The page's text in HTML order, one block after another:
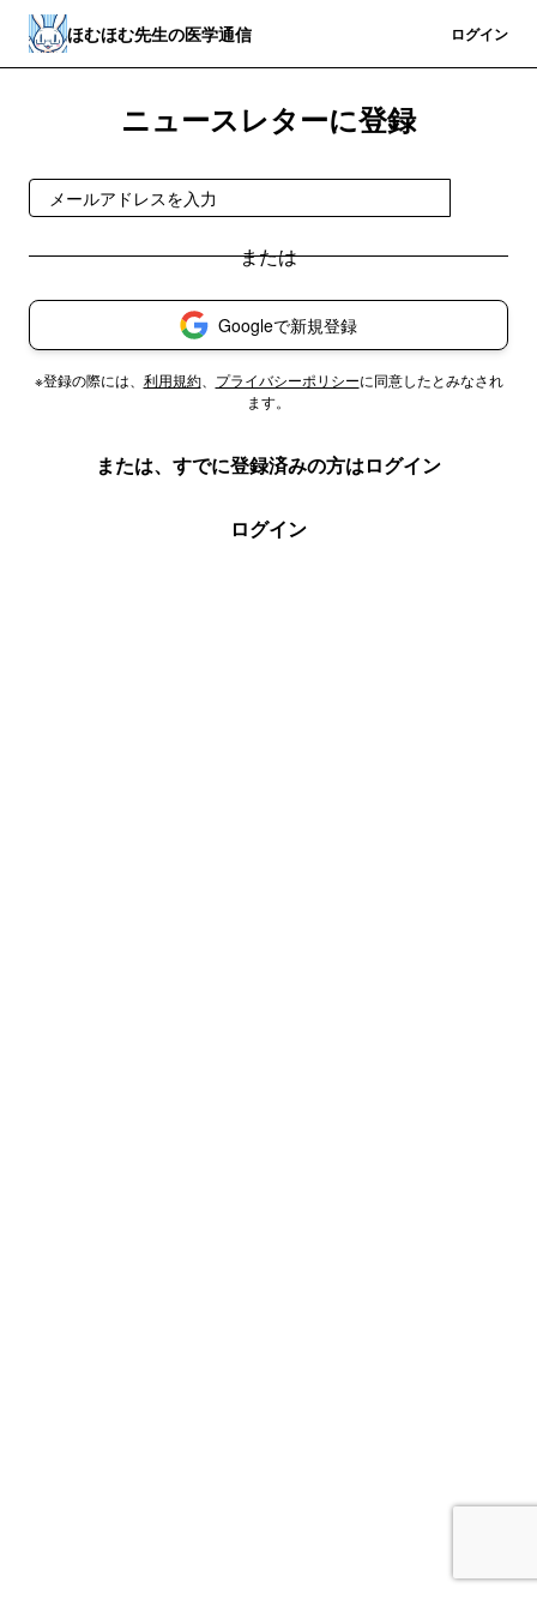
ほむほむ先生の医学通信 ログイン
ニュースレターに登録
Googleで新規登録
※登録の際には、 利用規約、 プライバシーポリシーに同意したとみなされ
ます。
または、すでに登録済みの方はログイン
ログイン